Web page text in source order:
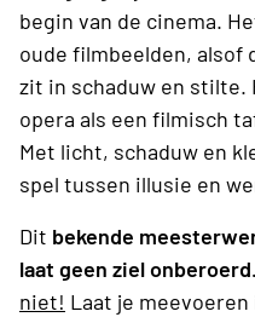
begin van de cinema.
oude filmbeelden, alsof
zit in schaduw en stilte.
opera als een filmisch
Met licht, schaduw en
spel tussen illusie en
Dit bekende
laat geen ziel onberoerd.
niet! Laat je